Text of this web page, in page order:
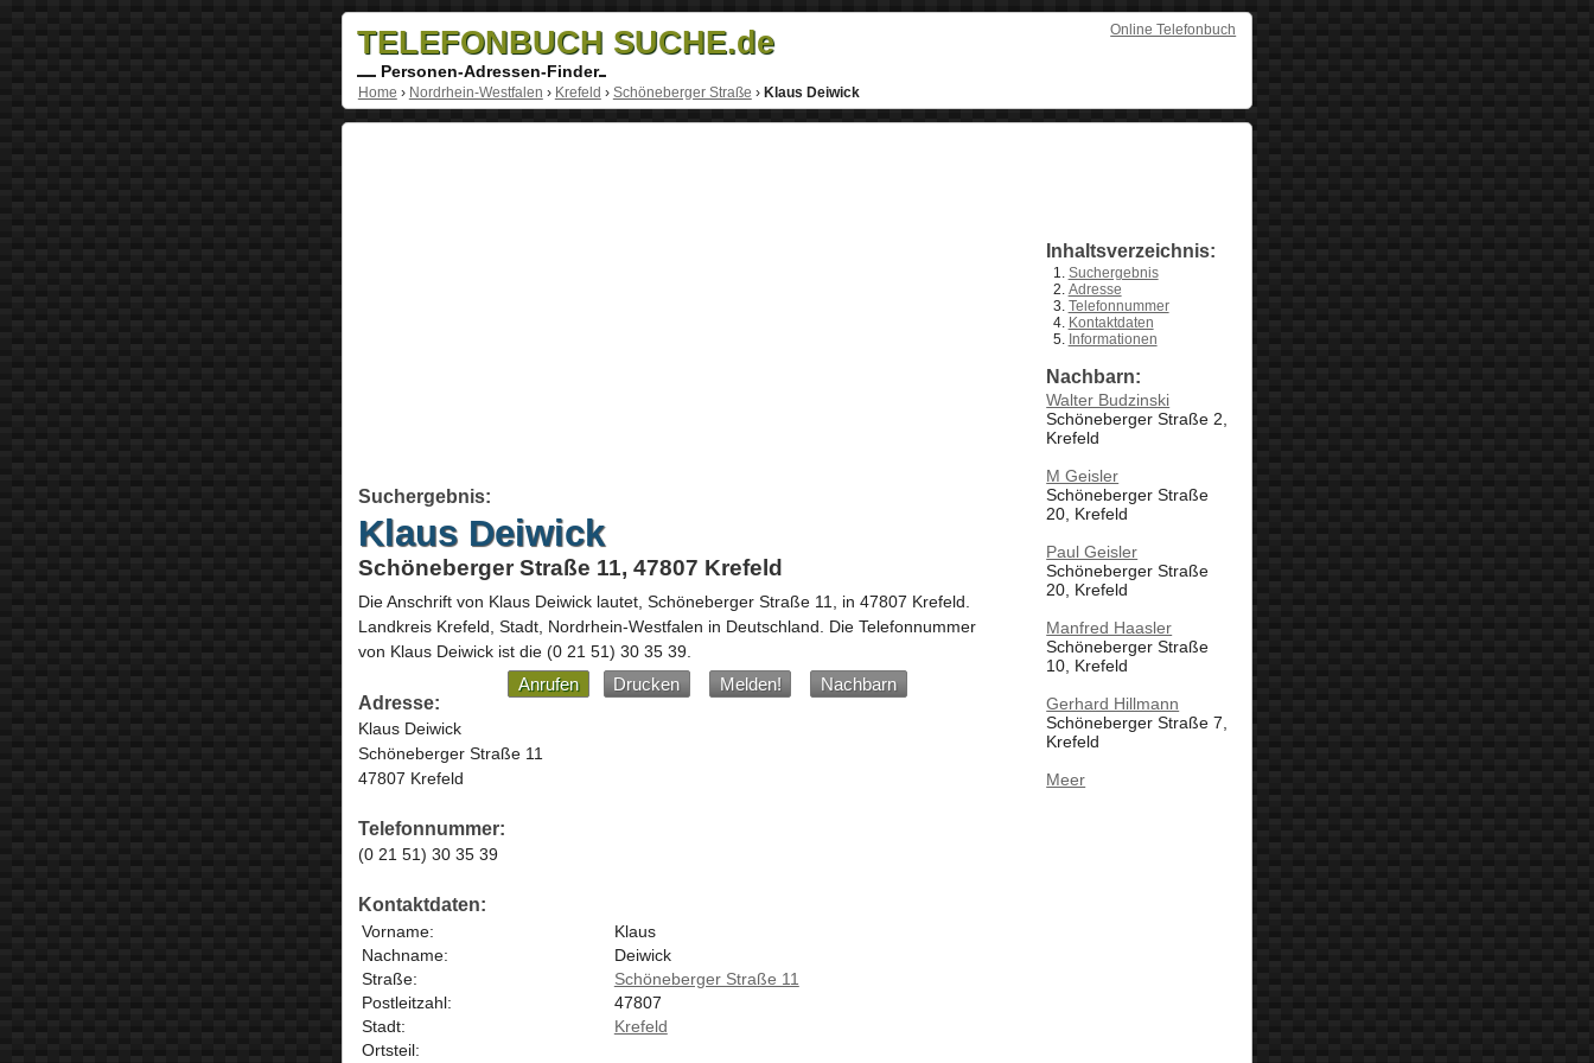
Online Telefonbuch
TELEFONBUCH SUCHE.de
Personen-Adressen-Finder
Home › Nordrhein-Westfalen › Krefeld › Schöneberger Straße › Klaus Deiwick
Suchergebnis:
Klaus Deiwick
Schöneberger Straße 11, 47807 Krefeld
Die Anschrift von Klaus Deiwicklautet, Schöneberger Straße 11, in 47807 Krefeld.
Landkreis Krefeld, Stadt, Nordrhein-Westfalen in Deutschland. Die Telefonnummer
von Klaus Deiwick ist die (0 21 51) 30 35 39.
Anrufen Drucken Melden!
Nachbarn
Adresse:
Klaus Deiwick
Schöneberger Straße 11
47807 Krefeld
Telefonnummer:
(0 21 51) 30 35 39
Kontaktdaten:
Vorname:
Klaus
Nachname:
Deiwick
Straße:
Schöneberger Straße 11
Postleitzahl:
47807
Stadt:
Krefeld
Ortsteil:
Inhaltsverzeichnis:
Suchergebnis
Adresse
Telefonnummer
Kontaktdaten
Informationen
Nachbarn:
Walter Budzinski
Schöneberger Straße 2,
Krefeld
M Geisler
Schöneberger Straße
20, Krefeld
Paul Geisler
Schöneberger Straße
20, Krefeld
Manfred Haasler
Schöneberger Straße
10, Krefeld
Gerhard Hillmann
Schöneberger Straße 7,
Krefeld
Meer